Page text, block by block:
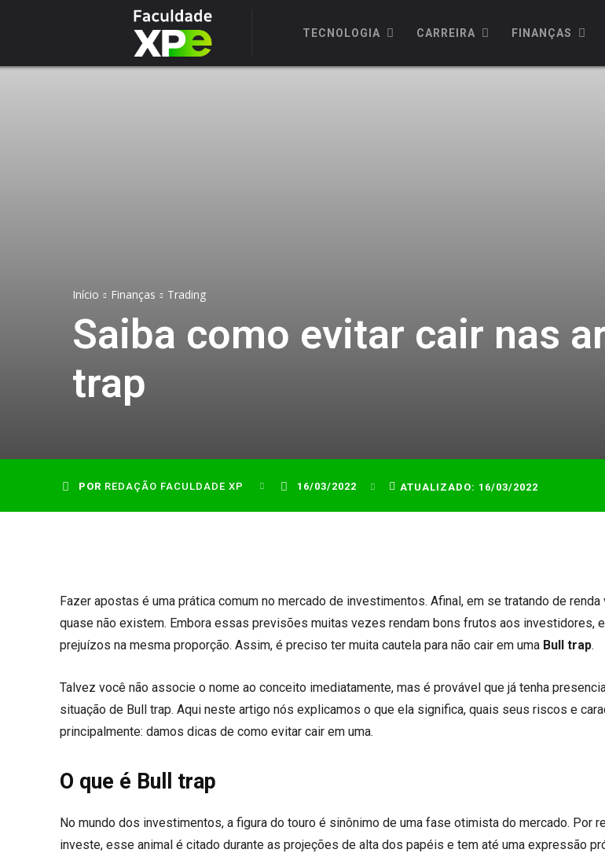
TECNOLOGIA CARREIRA FINANÇAS
Início Finanças Trading
Saiba como evitar cair nas
trap
POR REDAÇÃO FACULDADE XP 16/03/2022 ATUALIZADO: 16/03/2022
Fazer apostas é uma prática comum no mercado de investimentos. Afinal, em se tratando de
quase não existem. Embora essas previsões muitas vezes rendam bons frutos aos investidores,
prejuízos na mesma proporção. Assim, é preciso ter muita cautela para não cair em uma Bull trap.
Talvez você não associe o nome ao conceito imediatamente, mas é provável que já tenha
situação de Bull trap. Aqui neste artigo nós explicamos o que ela significa, quais seus riscos e
principalmente: damos dicas de como evitar cair em uma.
O que é Bull trap
No mundo dos investimentos, a figura do touro é sinônimo de uma fase otimista do mercado. Por
investe, esse animal é citado durante as projeções de alta dos papéis e tem até uma expressão